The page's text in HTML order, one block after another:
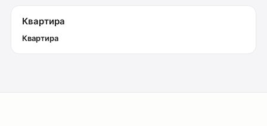
Квартира
Квартира